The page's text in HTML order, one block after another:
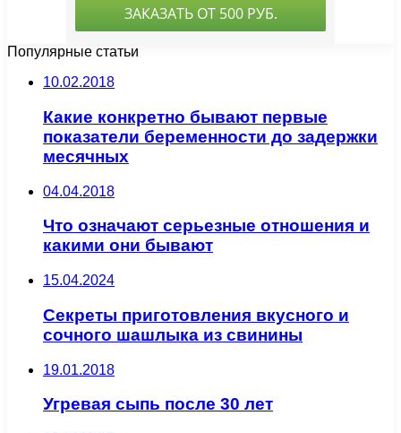
Популярные статьи
10.02.2018
Какие конкретно бывают первые
показатели беременности до задержки
месячных
04.04.2018
Что означают серьезные отношения и
какими они бывают
15.04.2024
Секреты приготовления вкусного и
сочного шашлыка из свинины
19.01.2018
Угревая сыпь после 30 лет